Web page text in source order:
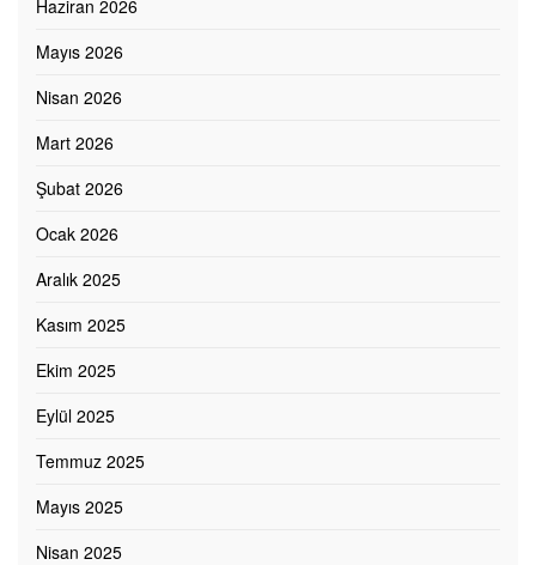
Haziran 2026
Mayıs 2026
Nisan 2026
Mart 2026
Şubat 2026
Ocak 2026
Aralık 2025
Kasım 2025
Ekim 2025
Eylül 2025
Temmuz 2025
Mayıs 2025
Nisan 2025